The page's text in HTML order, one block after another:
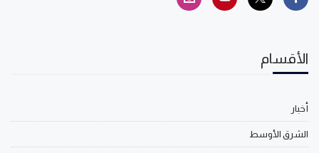
الأقسام
أخبار
الشرق الأوسط